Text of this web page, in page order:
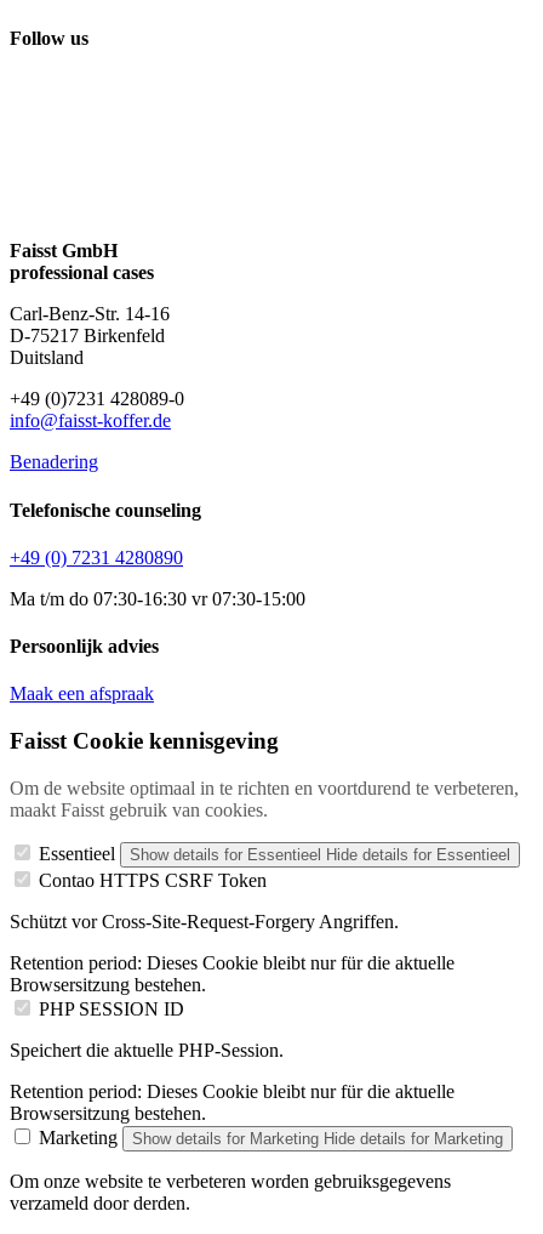
Follow us
Faisst GmbH
professional cases
Carl-Benz-Str. 14-16
D-75217 Birkenfeld
Duitsland
+49 (0)7231 428089-0
info@faisst-koffer.de
Benadering
Telefonische counseling
+49 (0) 7231 4280890
Ma t/m do 07:30-16:30 vr 07:30-15:00
Persoonlijk advies
Maak een afspraak
Faisst Cookie kennisgeving
Om de website optimaal in te richten en voortdurend te verbeteren,
maakt Faisst gebruik van cookies.
Essentieel Show details for Essentieel Hide details for Essentieel
Contao HTTPS CSRF Token
Schützt vor Cross-Site-Request-Forgery Angriffen.
Retention period: Dieses Cookie bleibt nur für die aktuelle
Browsersitzung bestehen.
PHP SESSION ID
Speichert die aktuelle PHP-Session.
Retention period: Dieses Cookie bleibt nur für die aktuelle
Browsersitzung bestehen.
Marketing
Show details for Marketing Hide details for Marketing
Om onze website te verbeteren worden gebruiksgegevens
verzameld door derden.